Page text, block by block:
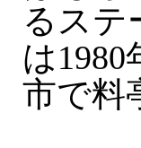
るス
は
市で料